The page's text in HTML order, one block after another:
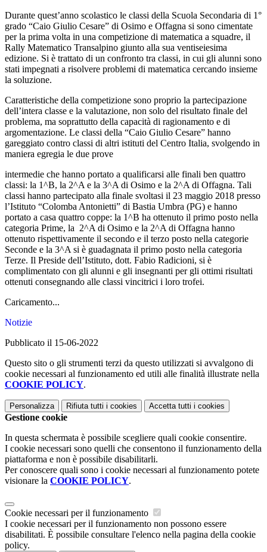
Durante quest’anno scolastico le classi della Scuola Secondaria di 1°
grado “Caio Giulio Cesare” di Osimo e Offagna si sono cimentate
per la prima volta in una competizione di matematica a squadre, il
Rally Matematico Transalpino giunto alla sua ventiseiesima
edizione. Si è trattato di un confronto tra classi, in cui gli alunni sono
stati impegnati a risolvere problemi di matematica cercando insieme
la soluzione.
Caratteristiche della competizione sono proprio la partecipazione
dell’intera classe e la valutazione, non solo del risultato finale del
problema, ma soprattutto della capacità di ragionamento e di
argomentazione. Le classi della “Caio Giulio Cesare” hanno
gareggiato contro classi di altri istituti del Centro Italia, svolgendo in
maniera egregia le due prove
intermedie che hanno portato a qualificarsi alle finali ben quattro
classi: la 1^B, la 2^A e la 3^A di Osimo e la 2^A di Offagna. Tali
classi hanno partecipato alla finale svoltasi il 23 maggio 2018 presso
l’Istituto “Colomba Antonietti” di Bastia Umbra (PG) e hanno
portato a casa quattro coppe: la 1^B ha ottenuto il primo posto nella
categoria Prime, la 2^A di Osimo e la 2^A di Offagna hanno
ottenuto rispettivamente il secondo e il terzo posto nella categorie
Seconde e la 3^A si è guadagnata il primo posto nella categoria
Terze. Il Preside dell’Istituto, dott. Fabio Radicioni, si è
complimentato con gli alunni e gli insegnanti per gli ottimi risultati
ottenuti consegnando alle classi vincitrici i loro trofei.
Caricamento...
Notizie
Pubblicato il 15-06-2022
Questo sito o gli strumenti terzi da questo utilizzati si avvalgono di
cookie necessari al funzionamento ed utili alle finalità illustrate nella
COOKIE POLICY.
Personalizza Rifiuta tutti i cookies Accetta tutti i cookies
Gestione cookie
In questa schermata è possibile scegliere quali cookie consentire.
I cookie necessari sono quelli che consentono il funzionamento della
piattaforma e non è possibile disabilitarli.
Per conoscere quali sono i cookie necessari al funzionamento potete
visionare la COOKIE POLICY.
Cookie necessari per il funzionamento
I cookie necessari per il funzionamento non possono essere
disabilitati. È possibile consultare l'elenco nella pagina della cookie
policy.